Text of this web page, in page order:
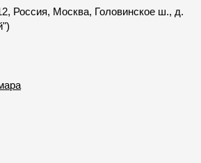
Россия, Москва, Головинское ш., д.